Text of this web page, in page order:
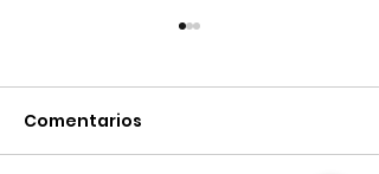
Comentarios